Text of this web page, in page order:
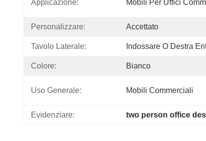
Applicazione: Mobili Per Uffici
Personalizzare: Accettato
Tavolo Laterale: Indossare O Destra
Colore: Bianco
Uso Generale: Mobili Commerciali
Evidenziare: two person office